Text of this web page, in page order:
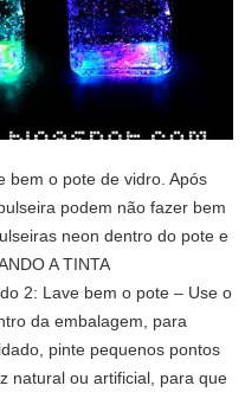
bem o pote de vidro. Após
podem não fazer bem
neon dentro do pote e
A TINTA
2: Lave bem o pote – Use o
da embalagem, para
pinte pequenos pontos
natural ou artificial, para que